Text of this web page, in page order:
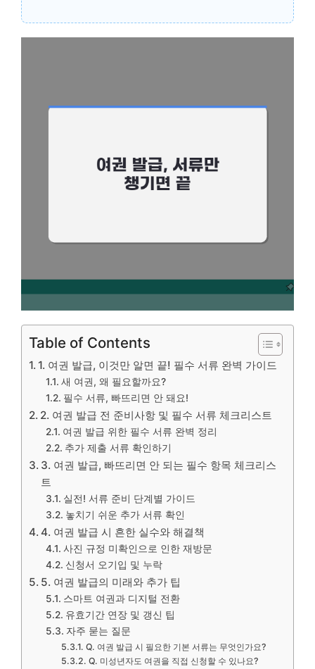
Table of Contents
1. 여권 발급, 이것만 알면 끝! 필수 서류 완벽 가이드
새 여권, 왜 필요할까요?
필수 서류, 빠뜨리면 안 돼요!
2. 여권 발급 전 준비사항 및 필수 서류 체크리스트
여권 발급 위한 필수 서류 완벽 정리
추가 제출 서류 확인하기
3. 여권 발급, 빠뜨리면 안 되는 필수 항목 체크리스
트
실전! 서류 준비 단계별 가이드
놓치기 쉬운 추가 서류 확인
4. 여권 발급 시 흔한 실수와 해결책
사진 규정 미확인으로 인한 재방문
신청서 오기입 및 누락
5. 여권 발급의 미래와 추가 팁
스마트 여권과 디지털 전환
유효기간 연장 및 갱신 팁
자주 묻는 질문
Q. 여권 발급 시 필요한 기본 서류는 무엇인가요?
Q. 미성년자도 여권을 직접 신청할 수 있나요?